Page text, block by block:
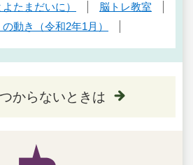
たまだいに）
脳トレ教室
動き（令和2年1月）
からないときは